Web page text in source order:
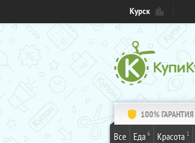
Курск
100%
Все Еда 6 Красота 1